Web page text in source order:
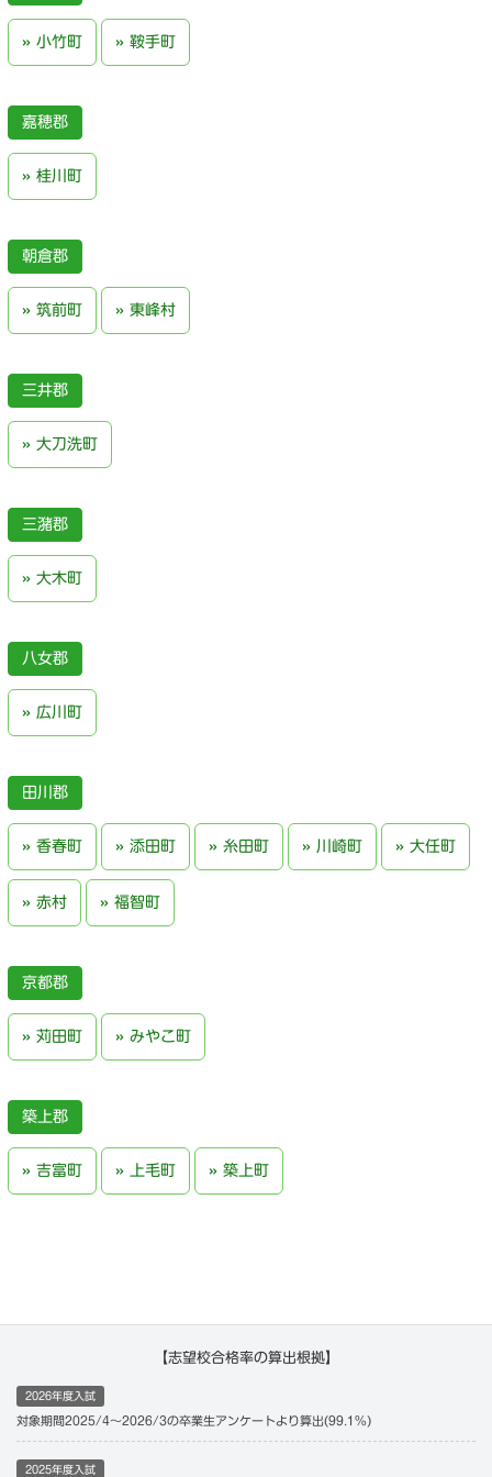
小竹町 鞍手町
嘉穂郡
桂川町
朝倉郡
筑前町 東峰村
三井郡
大刀洗町
三潴郡
大木町
八女郡
広川町
田川郡
香春町 添田町 糸田町 川崎町 大任町
赤村 福智町
京都郡
苅田町 みやこ町
築上郡
吉富町 上毛町 築上町
【志望校合格率の算出根拠】
2026年度入試
対象期間2025/4〜2026/3の卒業生アンケートより算出(99.1%)
2025年度入試